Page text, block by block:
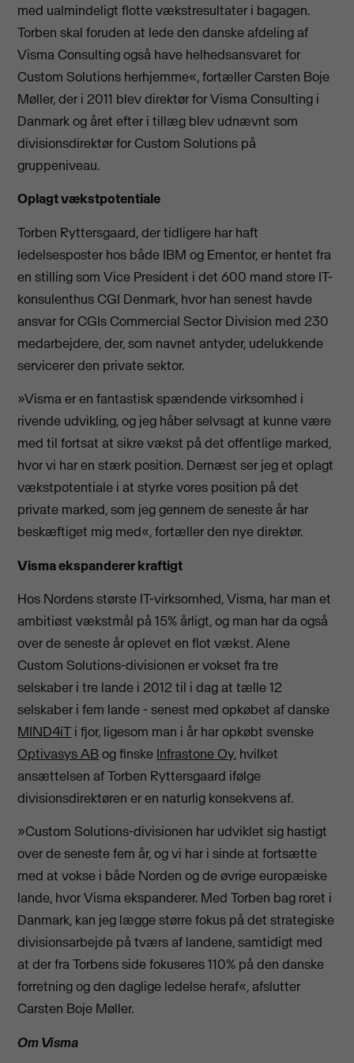
med ualmindeligt flotte vækstresultater i bagagen.
Torben skal foruden at lede den danske afdeling af
Visma Consulting også have helhedsansvaret for
Custom Solutions herhjemme«, fortæller Carsten Boje
Møller, der i 2011 blev direktør for Visma Consulting i
Danmark og året efter i tillæg blev udnævnt som
divisionsdirektør for Custom Solutions på
gruppeniveau.
Oplagt vækstpotentiale
Torben Ryttersgaard, der tidligere har haft
ledelsesposter hos både IBM og Ementor, er hentet fra
en stilling som Vice President i det 600 mand store IT-
konsulenthus CGI Denmark, hvor han senest havde
ansvar for CGIs Commercial Sector Division med 230
medarbejdere, der, som navnet antyder, udelukkende
servicerer den private sektor.
»Visma er en fantastisk spændende virksomhed i
rivende udvikling, og jeg håber selvsagt at kunne være
med til fortsat at sikre vækst på det offentlige marked,
hvor vi har en stærk position. Dernæst ser jeg et oplagt
vækstpotentiale i at styrke vores position på det
private marked, som jeg gennem de seneste år har
beskæftiget mig med«, fortæller den nye direktør.
Visma ekspanderer kraftigt
Hos Nordens største IT-virksomhed, Visma, har man et
ambitiøst vækstmål på 15% årligt, og man har da også
over de seneste år oplevet en flot vækst. Alene
Custom Solutions-divisionen er vokset fra tre
selskaber i tre lande i 2012 til i dag at tælle 12
selskaber i fem lande - senest med opkøbet af danske
MIND4iT i fjor, ligesom man i år har opkøbt svenske
Optivasys ABog finske Infrastone Oy, hvilket
ansættelsen af Torben Ryttersgaard ifølge
divisionsdirektøren er en naturlig konsekvens af.
»Custom Solutions-divisionen har udviklet sig hastigt
over de seneste fem år, og vi har i sinde at fortsætte
med at vokse i både Norden og de øvrige europæiske
lande, hvor Visma ekspanderer. Med Torben bag roret i
Danmark, kan jeg lægge større fokus på det strategiske
divisionsarbejde på tværs af landene, samtidigt med
at der fra Torbens side fokuseres 110% på den danske
forretning og den daglige ledelse heraf«, afslutter
Carsten Boje Møller.
Om Visma